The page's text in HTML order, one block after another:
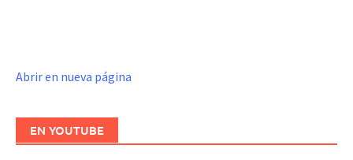
Abrir en nueva página
EN YOUTUBE